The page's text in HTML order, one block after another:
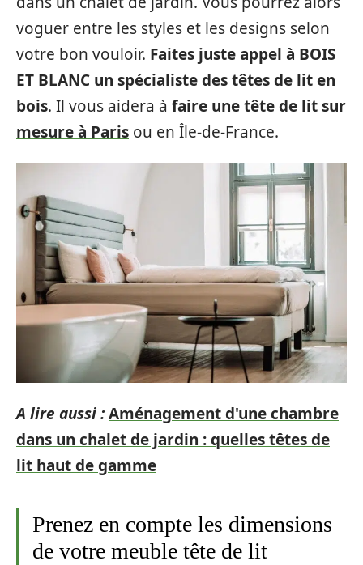
voguer entre les styles et les designs selon
votre bon vouloir. Faites juste appel à BOIS
ET BLANC un spécialiste des têtes de lit en
bois. Il vous aidera à faire une tête de lit sur
mesure à Paris ou en Île-de-France.
A lire aussi :Aménagement d'une chambre
dans un chalet de jardin : quelles têtes de
lit haut de gamme
Prenez en compte les dimensions
de votre meuble tête de lit